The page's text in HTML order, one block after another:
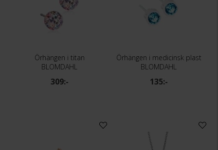
Örhängen i titan
BLOMDAHL
309:-
Örhängen i medicinsk plast
BLOMDAHL
135:-